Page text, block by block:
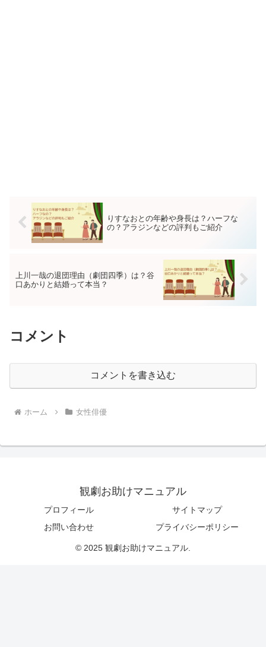
りすなおとの年齢や身長は？ハーフな
の？アラジンなどの評判もご紹介
上川一哉の退団理由（劇団四季）は？谷
口あかりと結婚って本当？
コメント
コメントを書き込む
ホーム 女性俳優
観劇お助けマニュアル
プロフィール
サイトマップ
お問い合わせ
プライバシーポリシー
© 2025 観劇お助けマニュアル.